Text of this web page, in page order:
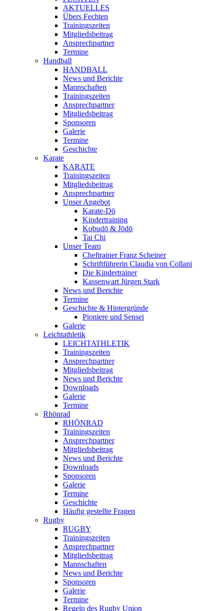
AKTUELLES
Übers Fechten
Trainingszeiten
Mitgliedsbeitrag
Ansprechpartner
Termine
Handball
HANDBALL
News und Berichte
Mannschaften
Trainingszeiten
Ansprechpartner
Mitgliedsbeitrag
Sponsoren
Galerie
Termine
Geschichte
Karate
KARATE
Trainingszeiten
Mitgliedsbeitrag
Ansprechpartner
Unser Angebot
Karate-Dō
Kindertraining
Kobudō & Jōdō
Tai Chi
Unser Team
Cheftrainer Franz Scheiner
Schriftführerin Claudia von Collani
Die Kindertrainer
Kassenwart Jürgen Stark
News und Berichte
Termine
Geschichte & Hintergründe
Pioniere und Sensei
Galerie
Leichtathletik
LEICHTATHLETIK
Trainingszeiten
Ansprechpartner
Mitgliedsbeitrag
News und Berichte
Downloads
Galerie
Termine
Rhönrad
RHÖNRAD
Trainingszeiten
Ansprechpartner
Mitgliedsbeitrag
News und Berichte
Downloads
Sponsoren
Galerie
Termine
Geschichte
Häufig gestellte Fragen
Rugby
RUGBY
Trainingszeiten
Ansprechpartner
Mitgliedsbeitrag
Mannschaften
News und Berichte
Sponsoren
Galerie
Termine
Regeln des Rugby Union